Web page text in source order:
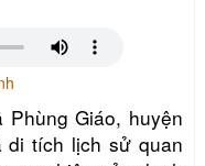
Giáo, huyện
di tích lịch sử quan